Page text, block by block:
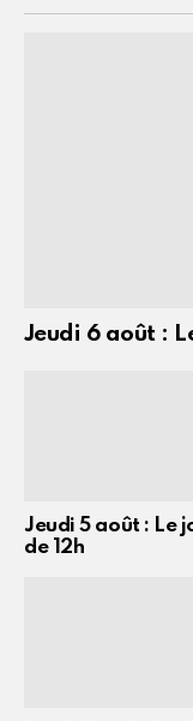
Jeudi 6 août :
Jeudi 5 août : Le
de 12h